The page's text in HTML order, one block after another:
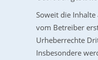
Soweit die
vom Betreiber
Urheberrechte
Insbesondere